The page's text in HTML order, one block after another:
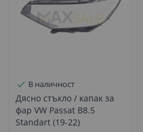
В наличност
Дясно стъкло / капак за
фар VW Passat B8.5
Standart (19-22)